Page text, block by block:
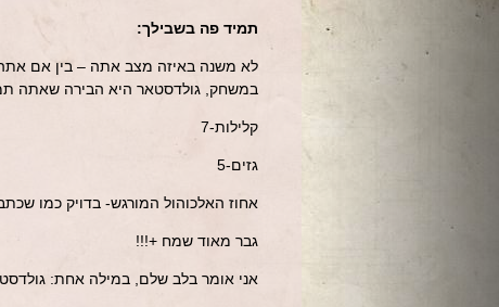
תמיד פה בשבילך:
לא משנה באיזה מצב אתה – בין אם
במשחק, גולדסטאר היא הבירה שאתה
קלילות-7
גזים-5
אחוז האלכוהול המורגש- בדויק כמו שכתבו,
גבר מאוד שמח +!!!
אני אומר בלב שלם, במילה אחת: